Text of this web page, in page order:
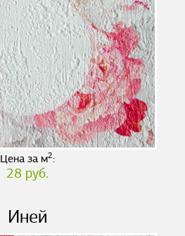
Цена за м2:
28 руб.
Иней